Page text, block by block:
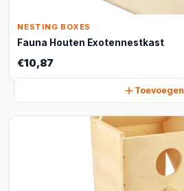
NESTING BOXES
Fauna Houten Exotennestkast
€10,87
Toevoegen